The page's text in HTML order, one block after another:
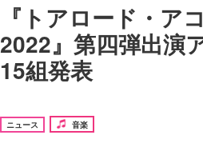
『トアロード・
2022』第四弾出演
15組発表
ニュース 音楽